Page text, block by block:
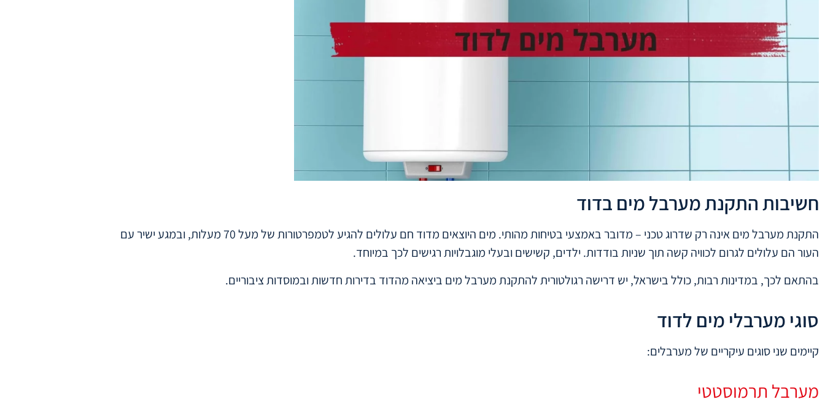
חשיבות התקנת מערבל מים בדוד
התקנת מערבל מים אינה רק שדרוג טכני – מדובר באמצעי בטיחות מהותי. מים היוצאים מדוד חם עלולים להגיע לטמפרטורות של מעל 70 מעלות, ובמגע ישיר עם
העור הם עלולים לגרום לכוויה קשה תוך שניות בודדות. ילדים, קשישים ובעלי מוגבלויות רגישים לכך במיוחד.
בהתאם לכך, במדינות רבות, כולל בישראל, יש דרישה רגולטורית להתקנת מערבל מים ביציאה מהדוד בדירות חדשות ובמוסדות ציבוריים.
סוגי מערבלי מים לדוד
קיימים שני סוגים עיקריים של מערבלים:
מערבל תרמוסטטי